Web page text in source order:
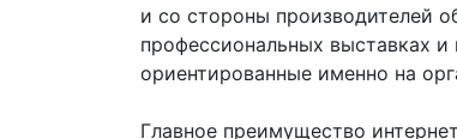
и со стороны производителей
профессиональных выставках
ориентированные именно на
Главное преимущество